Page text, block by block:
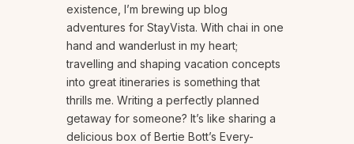
existence, I’m brewing up blog
adventures for StayVista. With chai in one
hand and wanderlust in my heart;
travelling and shaping vacation concepts
into great itineraries is something that
thrills me. Writing a perfectly planned
getaway for someone? It’s like sharing a
delicious box of Bertie Bott’s Every-